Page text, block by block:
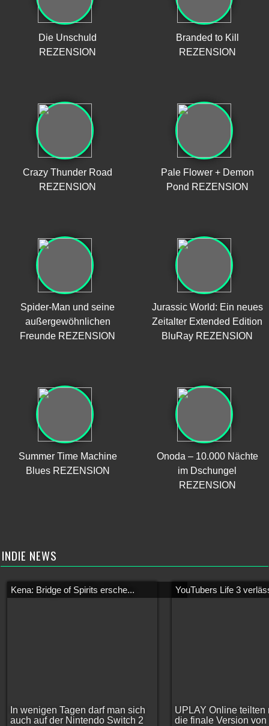
Die Unschuld
REZENSION
Branded to Kill
REZENSION
Crazy Thunder Road
REZENSION
Pale Flower + Demon
Pond REZENSION
Spider-Man und seine
außergewöhnlichen
Freunde REZENSION
Jurassic World: Ein neues
Zeitalter Extended Edition
BluRay REZENSION
Summer Time Machine
Blues REZENSION
Onoda – 10.000 Nächte
im Dschungel
REZENSION
INDIE NEWS
Kena: Bridge of Spirits ersche...
In wenigen Tagen darf man sich
auch auf der Nintendo Switch 2
YouTubers Life 3
UPLAY Online teilten
die finale Version von